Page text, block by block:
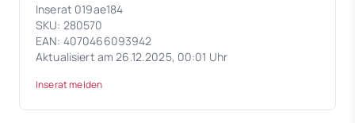
Inserat 019ae184
SKU: 280570
EAN: 4070466093942
Aktualisiert am 26.12.2025, 00:01 Uhr
Inserat melden